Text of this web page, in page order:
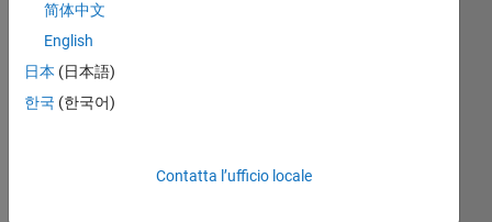
eiv
e
the
简体中文
English
日本 (日本語)
한국 (한국어)
Contatta l’ufficio locale